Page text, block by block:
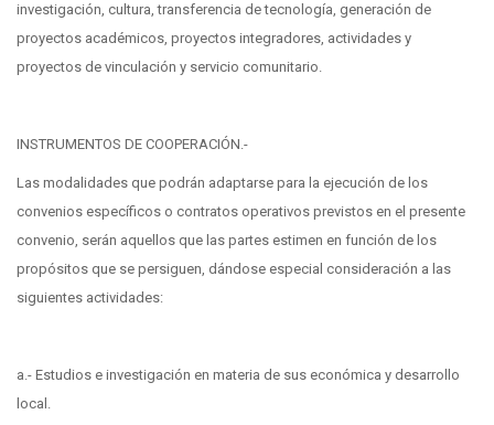
investigación, cultura, transferencia de tecnología, generación de
proyectos académicos, proyectos integradores, actividades y
proyectos de vinculación y servicio comunitario.
INSTRUMENTOS DE COOPERACIÓN.-
Las modalidades que podrán adaptarse para la ejecución de los
convenios específicos o contratos operativos previstos en el presente
convenio, serán aquellos que las partes estimen en función de los
propósitos que se persiguen, dándose especial consideración a las
siguientes actividades:
a.- Estudios e investigación en materia de sus económica y desarrollo
local.